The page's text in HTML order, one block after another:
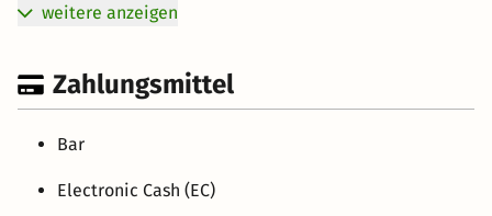
weitere anzeigen
Zahlungsmittel
Bar
Electronic Cash (EC)